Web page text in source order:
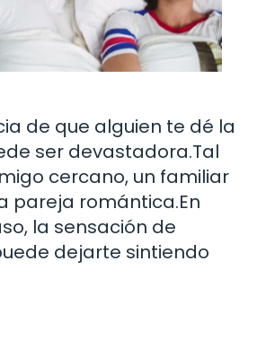
de que alguien te dé la
ser devastadora.Tal
cercano, un familiar
pareja romántica.En
la sensación de
dejarte sintiendo